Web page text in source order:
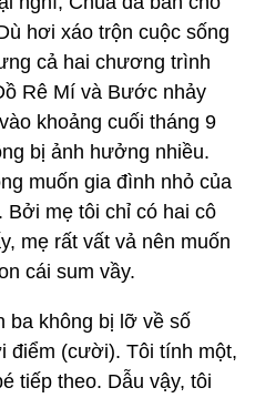
hơi xáo trộn cuộc sống
cả hai chương trình
Rê Mí và Bước nhảy
khoảng cuối tháng 9
bị ảnh hưởng nhiều.
muốn gia đình nhỏ của
Bởi mẹ tôi chỉ có hai cô
mẹ rất vất vả nên muốn
cái sum vầy.
ba không bị lỡ về số
điểm (cười). Tôi tính một,
tiếp theo. Dẫu vậy, tôi